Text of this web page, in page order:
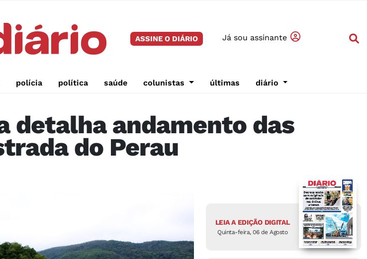
ASSINE O DIÁRIO Já sou assinante
polícia política saúde colunistas últimas diário
detalha andamento das
do Perau
LEIA A EDIÇÃO DIGITAL
Quinta-feira, 06 de Agosto